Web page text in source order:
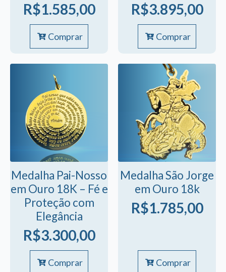
R$1.585,00
Comprar
R$3.895,00
Comprar
Medalha Pai-Nosso
em Ouro 18K – Fé e
Proteção com
Elegância
R$3.300,00
Comprar
Medalha São Jorge
em Ouro 18k
R$1.785,00
Comprar